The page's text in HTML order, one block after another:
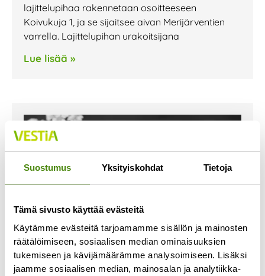
Suostumus Yksityiskohdat Tietoja
Tämä sivusto käyttää evästeitä
Käytämme evästeitä tarjoamamme sisällön ja mainosten
räätälöimiseen, sosiaalisen median ominaisuuksien
tukemiseen ja kävijämäärämme analysoimiseen. Lisäksi
jaamme sosiaalisen median, mainosalan ja analytiikka-
lajittelupihaa rakennetaan osoitteeseen
Koivukuja 1, ja se sijaitsee aivan Merijärventien
varrella. Lajittelupihan urakoitsijana
Lue lisää »